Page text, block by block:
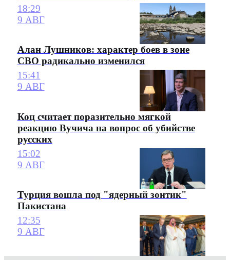
18:29
9 АВГ
Алан Лушников: характер боев в зоне
СВО радикально изменился
15:41
9 АВГ
Коц считает поразительно мягкой
реакцию Вучича на вопрос об убийстве
русских
15:02
9 АВГ
Турция вошла под "ядерный зонтик"
Пакистана
12:35
9 АВГ